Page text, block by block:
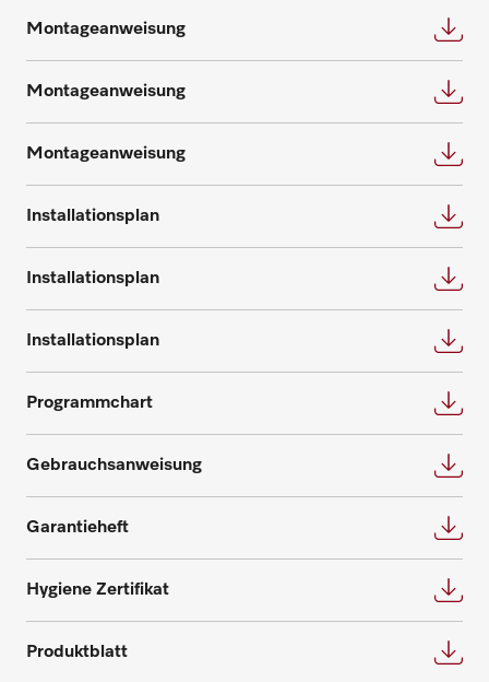
Ersatzteile anfragen
Ersatzteile anfragen
Montageanweisung
Montageanweisung
Montageanweisung
Installationsplan
Installationsplan
Installationsplan
Programmchart
Gebrauchsanweisung
Garantieheft
Hygiene Zertifikat
Produktblatt